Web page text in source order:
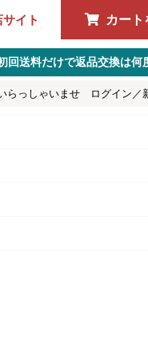
イト カート
回送料だけで返品交換は何
らっしゃいませ ログイン／